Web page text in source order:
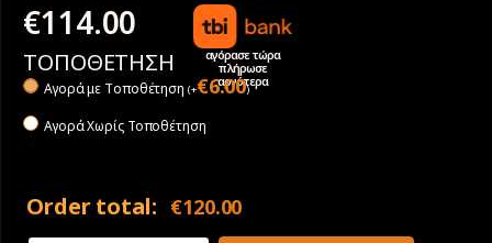
€114.00
αγόρασε τώρα
πλήρωσε
αργότερα
ΤΟΠΟΘΕΤΗΣΗ
Αγορά με Tοποθέτηση (+€6.00)
Αγορά Χωρίς Τοποθέτηση
Order total: €120.00